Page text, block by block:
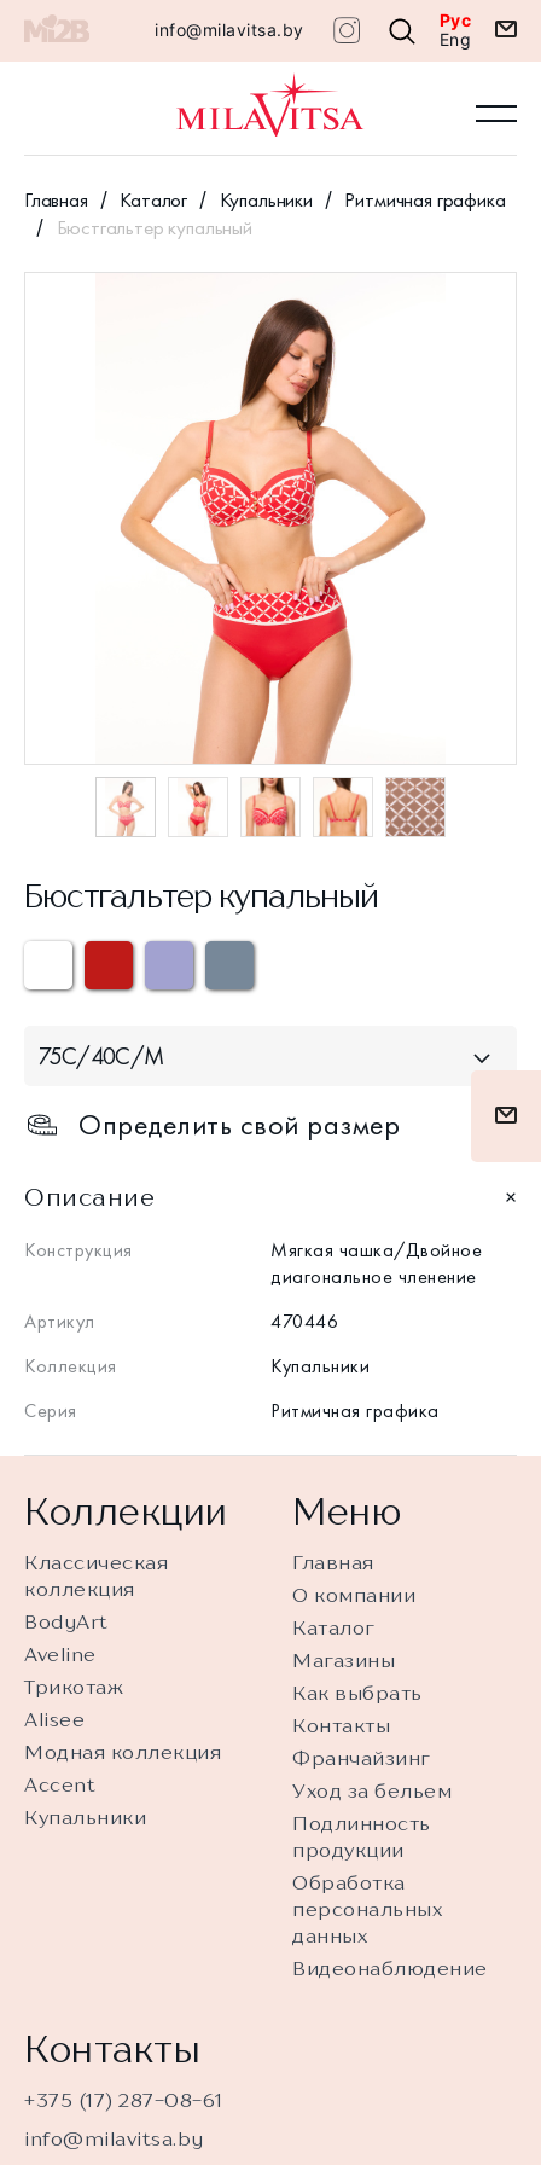
info@milavitsa.by
Рус
Eng
Главная Каталог Купальники
Ритмичная графика
Бюстгальтер купальный
Бюстгальтер купальный
75C/40C/M
Определить свой размер
Описание
Конструкция
Мягкая чашка/Двойное
диагональное членение
Артикул
470446
Коллекция
Купальники
Серия
Ритмичная графика
Коллекции
Классическая
коллекция
BodyArt
Aveline
Трикотаж
Alisee
Модная коллекция
Accent
Купальники
Меню
Главная
О компании
Каталог
Магазины
Как выбрать
Контакты
Франчайзинг
Уход за бельем
Подлинность
продукции
Обработка
персональных
данных
Видеонаблюдение
Контакты
+375 (17) 287-08-61
info@milavitsa.by